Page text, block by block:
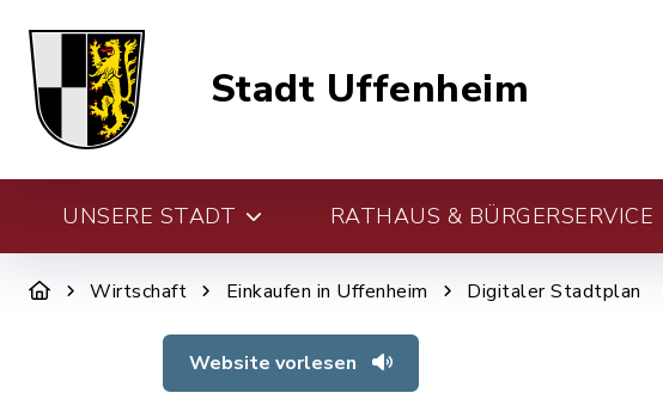
Stadt Uffenheim
UNSERE STADT RATHAUS & BÜRGERSERVICE
Wirtschaft Einkaufen in Uffenheim Digitaler Stadtplan
Website vorlesen